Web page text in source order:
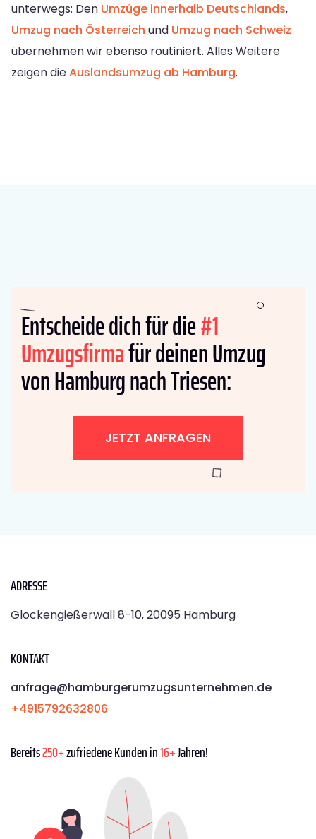
unterwegs: Den Umzüge innerhalb Deutschlands,
Umzug nach Österreich und Umzug nach Schweiz
übernehmen wir ebenso routiniert. Alles Weitere
zeigen dieAuslandsumzug ab Hamburg.
Entscheide dich für die#1
Umzugsfirmafür deinen Umzug
von Hamburg nach Triesen:
JETZT ANFRAGEN
ADRESSE
Glockengießerwall 8-10, 20095 Hamburg
KONTAKT
anfrage@hamburgerumzugsunternehmen.de
+4915792632806
Bereits250+zufriedene Kunden in16+Jahren!